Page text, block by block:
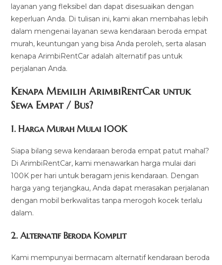
layanan yang fleksibel dan dapat disesuaikan dengan
keperluan Anda. Di tulisan ini, kami akan membahas lebih
dalam mengenai layanan sewa kendaraan beroda empat
murah, keuntungan yang bisa Anda peroleh, serta alasan
kenapa ArimbiRentCar adalah alternatif pas untuk
perjalanan Anda.
Kenapa Memilih ArimbiRentCar untuk
Sewa Empat / Bus?
1.Harga Murah Mulai 100K
Siapa bilang sewa kendaraan beroda empat patut mahal?
Di ArimbiRentCar, kami menawarkan harga mulai dari
100K per hari untuk beragam jenis kendaraan. Dengan
harga yang terjangkau, Anda dapat merasakan perjalanan
dengan mobil berkwalitas tanpa merogoh kocek terlalu
dalam.
2. Alternatif Beroda Komplit
Kami mempunyai bermacam alternatif kendaraan beroda